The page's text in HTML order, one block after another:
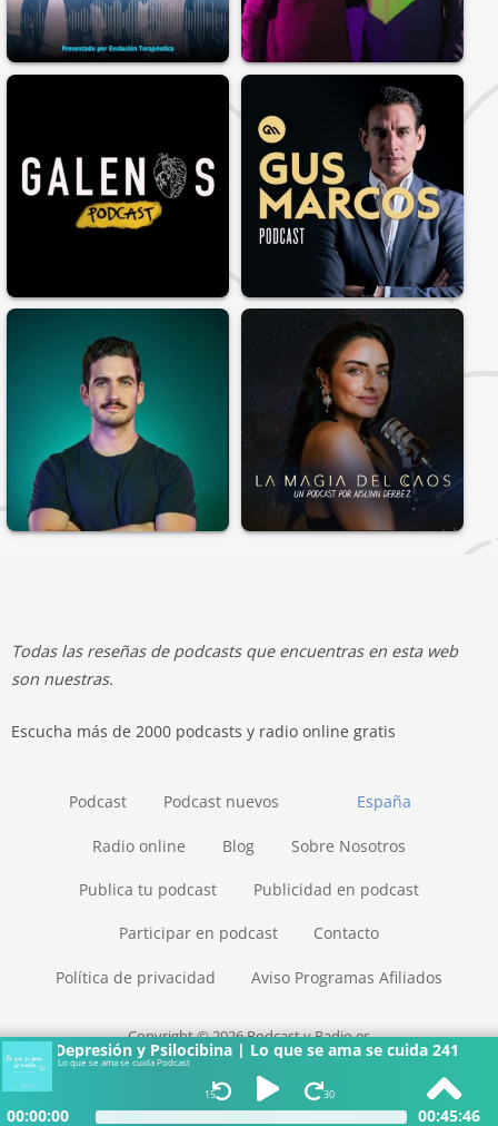
Depresión y Psilocibina | Lo que se ama se cuida 241
Lo que se ama se cuida Podcast
15 30
00:00:00 00:45:46
Todas las reseñas de podcasts que encuentras en esta web
son nuestras.
Escucha más de 2000 podcasts y radio online gratis
España
Podcast Podcast nuevos
Radio online Blog Sobre Nosotros
Publica tu podcast Publicidad en podcast
Participar en podcast Contacto
Política de privacidad Aviso Programas Afiliados
Copyright © 2026 Podcast y Radio.es